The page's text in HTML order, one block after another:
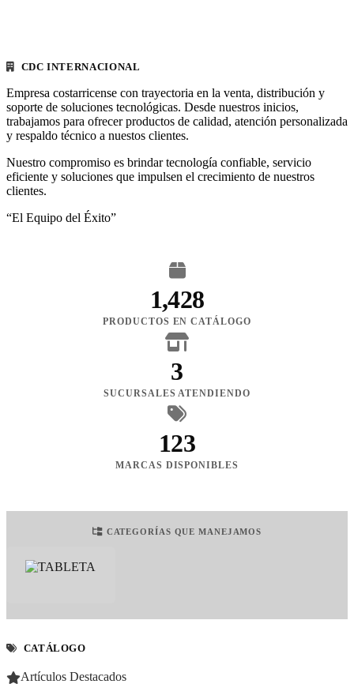
CDC INTERNACIONAL
Empresa costarricense con trayectoria en la venta, distribución y
soporte de soluciones tecnológicas. Desde nuestros inicios,
trabajamos para ofrecer productos de calidad, atención personalizada
y respaldo técnico a nuestos clientes.
Nuestro compromiso es brindar tecnología confiable, servicio
eficiente y soluciones que impulsen el crecimiento de nuestros
clientes.
“El Equipo del Éxito”
1,428
PRODUCTOS EN CATÁLOGO
3
SUCURSALES ATENDIENDO
123
MARCAS DISPONIBLES
CATEGORÍAS QUE MANEJAMOS
CATÁLOGO
Artículos Destacados